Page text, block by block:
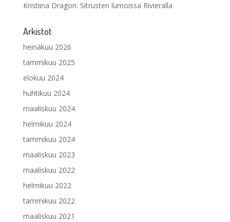
Kristiina Dragon: Sitrusten lumoissa Rivieralla
Arkistot
heinäkuu 2026
tammikuu 2025
elokuu 2024
huhtikuu 2024
maaliskuu 2024
helmikuu 2024
tammikuu 2024
maaliskuu 2023
maaliskuu 2022
helmikuu 2022
tammikuu 2022
maaliskuu 2021